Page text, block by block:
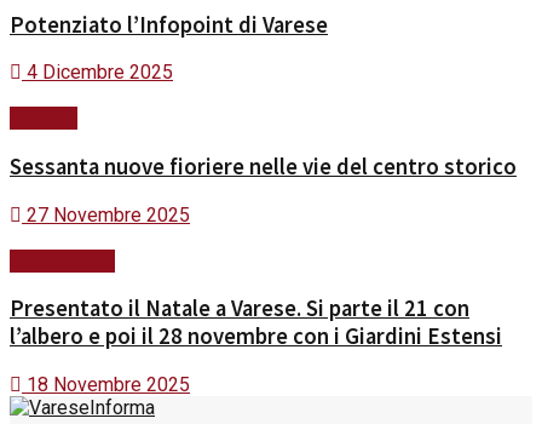
Potenziato l’Infopoint di Varese
4 Dicembre 2025
Sessanta nuove fioriere nelle vie del centro storico
27 Novembre 2025
Presentato il Natale a Varese. Si parte il 21 con
l’albero e poi il 28 novembre con i Giardini Estensi
18 Novembre 2025